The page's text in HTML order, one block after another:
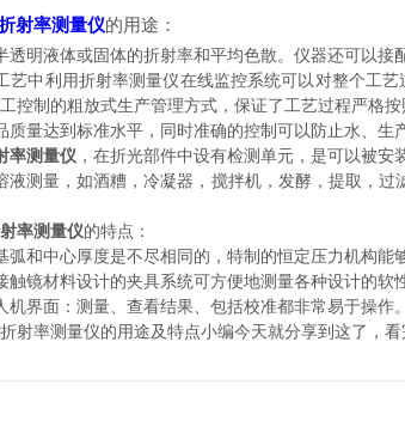
射率测量仪的用途：
液体或固体的折射率和平均色散。仪器还可以接
利用折射率测量仪在线监控系统可以对整个工艺
控制的粗放式生产管理方式，保证了工艺过程严格按
达到标准水平，同时准确的控制可以防止水、生
率测量仪 ，在折光部件中设有检测单元，是可以被安
量，如酒糟，冷凝器，搅拌机，发酵，提取，过
率测量仪的特点：
中心厚度是不尽相同的，特制的恒定压力机构能
材料设计的夹具系统可方便地测量各种设计的软性
面：测量、查看结果、包括校准都非常易于操作。
率测量仪的用途及特点小编今天就分享到这了，看